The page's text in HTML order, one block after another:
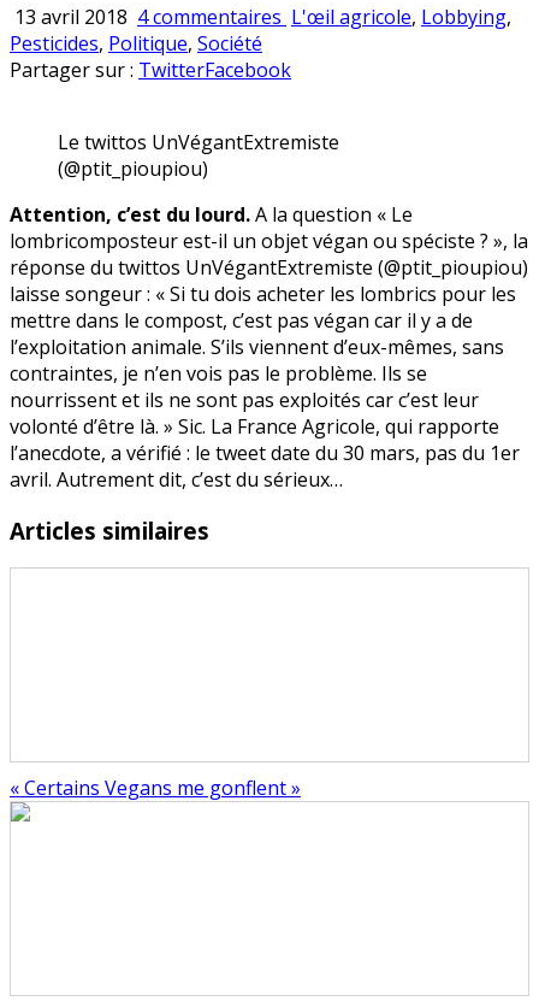
13 avril 2018 4 commentaires sur
du
l’homme
Publié
L'œil agricole, Lobbying,
Pesticides, Politique, Société
Partager sur : TwitterFacebook
Le twittos UnVégantExtremiste
(@ptit_pioupiou)
Attention, c’est du lourd.A la question « Le
lombricomposteur est-il un objet végan ou spéciste ? », la
réponse du twittos UnVégantExtremiste (@ptit_pioupiou)
laisse songeur : « Si tu dois acheter les lombrics pour les
mettre dans le compost, c’est pas végan car il y a de
l’exploitation animale. S’ils viennent d’eux-mêmes, sans
contraintes, je n’en vois pas le problème. Ils se
nourrissent et ils ne sont pas exploités car c’est leur
volonté d’être là. » Sic. La France Agricole, qui rapporte
l’anecdote, a vérifié : le tweet date du 30 mars, pas du 1er
avril. Autrement dit, c’est du sérieux…
Articles similaires
« Certains Vegans me gonflent »